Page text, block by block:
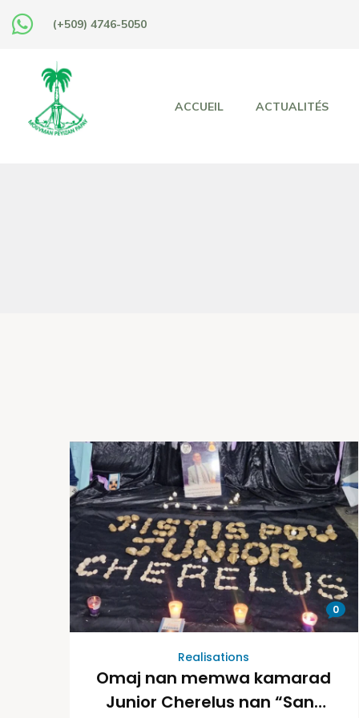
(+509) 4746-5050
ACCUEIL ACTUALITÉS
0
Realisations
Omaj nan memwa kamarad
Junior Cherelus nan “Sant